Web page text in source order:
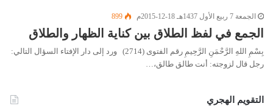
الجمعة 7 ربيع الأول 1437هـ 18-12-2015م 899
الجمع في لفظ الطلاق بين كناية الظهار والطلاق
بِسْمِ اللهِ الرَّحْمَنِ الرَّحِيمِ رقم الفتوى (2714) ورد إلى دار الإفتاء السؤال التالي:
رجل قال لزوجته: أنت طالق طالق،…
التقويم الهجري